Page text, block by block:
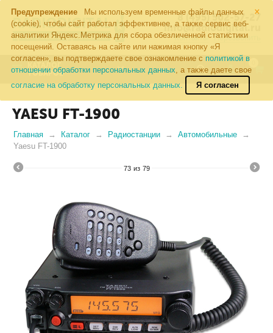
×
Предупреждение
Мы используем временные файлы данных
(cookie), чтобы сайт работал эффективнее, а также сервис веб-
аналитики Яндекс.Метрика для сбора обезличенной статистики
посещений. Оставаясь на сайте или нажимая кнопку «Я
согласен», вы подтверждаете свое ознакомление с политикой в
отношении обработки персональных данных, а также даете свое
согласие на обработку персональных данных.
Я согласен
8 (495) 502-57-27
info@radiodigital.ru
Контакты Перезвонить
КАТАЛОГ
ТОВАРОВ
YAESU FT-1900
Главная Каталог Радиостанции
Автомобильные
Yaesu FT-1900
73 из 79